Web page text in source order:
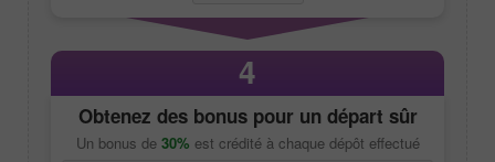
4
Obtenez des bonus pour un départ sûr
Un bonus de 30% est crédité à chaque dépôt effectué